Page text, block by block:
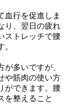
血行を促進しま
り、翌日の疲れ
ストレッチで腰
多いですが、
や筋肉の使い方
ができます。腰
を整えること